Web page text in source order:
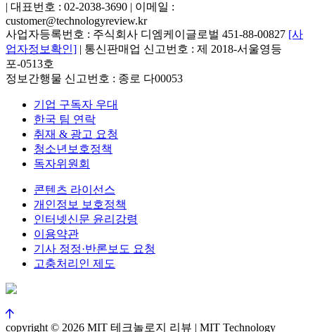
| 대표번호 : 02-2038-3690 | 이메일 :
customer@technologyreview.kr
사업자등록번호 : 주식회사 디엠케이글로벌 451-88-00827 [사
업자정보확인] | 통신판매업 신고번호 : 제 2018-서울영등
포-0513호
정보간행물 신고번호 : 종로 다00053
기업 구독자 우대
한국 팀 연락
취재 & 광고 요청
청소년보호정책
독자위원회
콘텐츠 라이선스
개인정보 보호정책
인터넷신문 윤리강령
이용약관
기사 정정·반론보도 요청
고충처리인 제도
copyright © 2026 MIT 테크놀로지 리뷰 | MIT Technology